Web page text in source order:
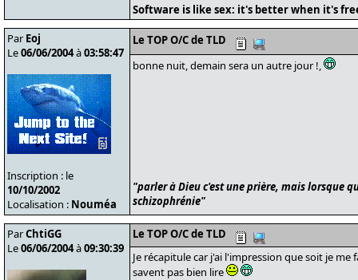
Software is like sex: it's better when it's
Par Eoj
Le06/06/2004à03:58:47
Inscription : le
10/10/2002
Localisation : Nouméa
Le TOP O/C de TLD
bonne nuit, demain sera un autre jour !,
"parler à Dieu c'est une prière, mais lorsque
schizophrénie"
ParChtiGG
Le06/06/2004à09:30:39
Le TOP O/C de TLD
Je récapitule car j'ai l'impression que soit je
savent pas bien lire